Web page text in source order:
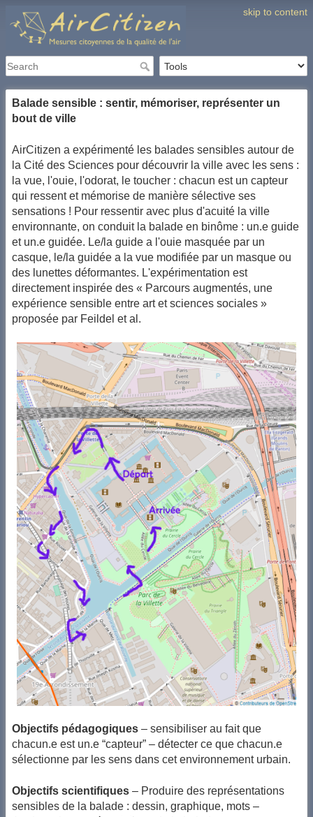
skip to content
Balade sensible : sentir, mémoriser, représenter un
bout de ville
AirCitizen a expérimenté les balades sensibles autour de
la Cité des Sciences pour découvrir la ville avec les sens :
la vue, l'ouie, l'odorat, le toucher : chacun est un capteur
qui ressent et mémorise de manière sélective ses
sensations ! Pour ressentir avec plus d'acuité la ville
environnante, on conduit la balade en binôme : un.e guide
et un.e guidée. Le/la guide a l'ouie masquée par un
casque, le/la guidée a la vue modifiée par un masque ou
des lunettes déformantes. L'expérimentation est
directement inspirée des « Parcours augmentés, une
expérience sensible entre art et sciences sociales »
proposée par Feildel et al.
Objectifs pédagogiques – sensibiliser au fait que
chacun.e est un.e “capteur” – détecter ce que chacun.e
sélectionne par les sens dans cet environnement urbain.
Objectifs scientifiques – Produire des représentations
sensibles de la balade : dessin, graphique, mots –